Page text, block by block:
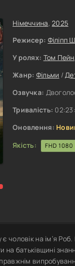
Німеччина,2025
Режисер: Філіпп
У ролях: Том Пейн
Жанр: Фільми /
Озвучка:
Тривалість:
Оновлення:
Якість:
FHD 1080
на ім’я Роб.
на батьківщині